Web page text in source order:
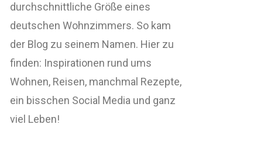
durchschnittliche Größe eines
deutschen Wohnzimmers. So kam
der Blog zu seinem Namen. Hier zu
finden: Inspirationen rund ums
Wohnen, Reisen, manchmal Rezepte,
ein bisschen Social Media und ganz
viel Leben!